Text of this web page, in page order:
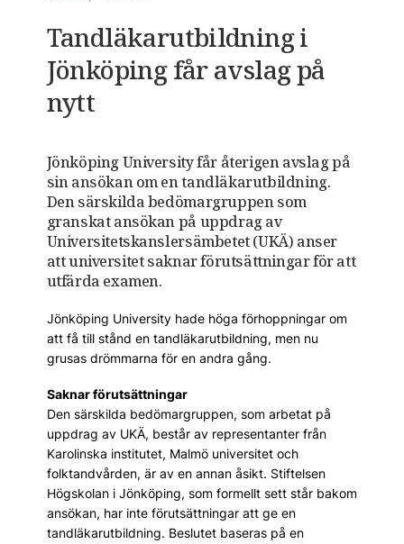
Tandläkarutbildning i
Jönköping får avslag på
nytt
Jönköping University får återigen avslag på
sin ansökan om en tandläkarutbildning.
Den särskilda bedömargruppen som
granskat ansökan på uppdrag av
Universitetskanslersämbetet (UKÄ) anser
att universitet saknar förutsättningar för att
utfärda examen.
Jönköping University hade höga förhoppningar om
att få till stånd en tandläkarutbildning, men nu
grusas drömmarna för en andra gång.
Saknar förutsättningar
Den särskilda bedömargruppen, som arbetat på
uppdrag av UKÄ, består av representanter från
Karolinska institutet, Malmö universitet och
folktandvården, är av en annan åsikt. Stiftelsen
Högskolan i Jönköping, som formellt sett står bakom
ansökan, har inte förutsättningar att ge en
tandläkarutbildning. Beslutet baseras på en